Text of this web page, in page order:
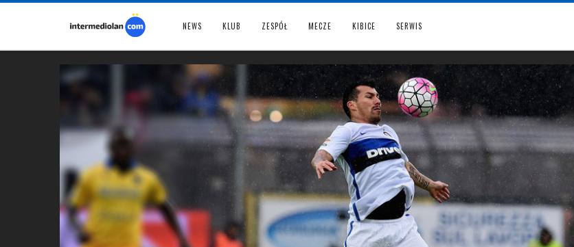
NEWS KLUB ZESPÓŁ MECZE KIBICE SERWIS